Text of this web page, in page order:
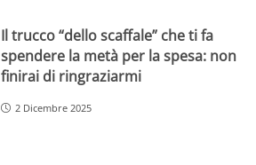
Il trucco “dello scaffale” che ti fa
spendere la metà per la spesa: non
finirai di ringraziarmi
2 Dicembre 2025